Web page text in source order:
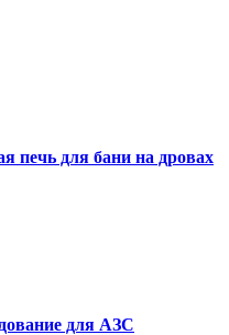
печь для бани на дровах
для АЗС